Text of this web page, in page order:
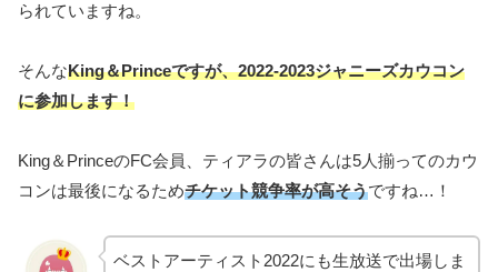
られていますね。
そんなKing＆Princeですが、2022‐2023ジャニーズカウコン
に参加します！
King＆PrinceのFC会員、ティアラの皆さんは5人揃ってのカウ
コンは最後になるためチケット競争率が高そうですね…！
ベストアーティスト2022にも生放送で出場しま